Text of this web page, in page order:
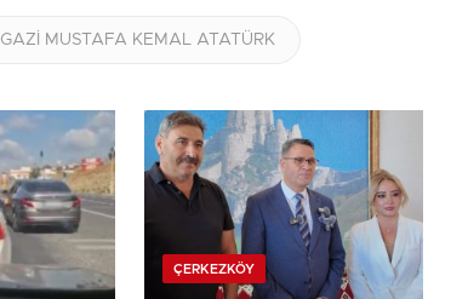
GAZİ MUSTAFA KEMAL ATATÜRK
ÇERKEZKÖY